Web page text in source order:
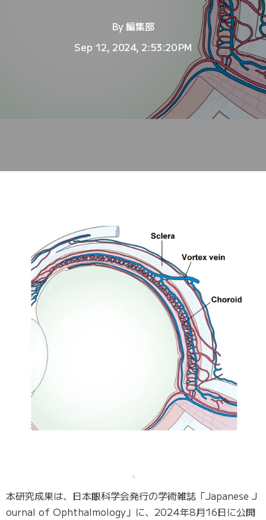
By編集部
Sep 12, 2024, 2:53:20 PM
本研究成果は、 日本眼科学会発行の学術雑誌「Japanese J
ournal of Ophthalmology」に、2024年8月16日に公開